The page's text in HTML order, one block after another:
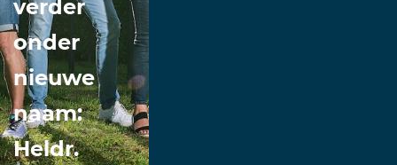
verder
onder
nieuwe
naam:
Heldr.